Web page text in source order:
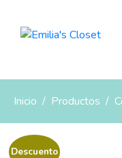
Inicio Productos
Descuento